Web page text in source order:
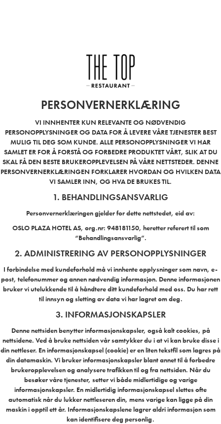
PERSONVERNERKLÆRING
VI INNHENTER KUN RELEVANTE OG NØDVENDIG
PERSONOPPLYSNINGER OG DATA FOR Å LEVERE VÅRE TJENESTER BEST
MULIG TIL DEG SOM KUNDE. ALLE PERSONOPPLYSNINGER VI HAR
SAMLET ER FOR Å FORSTÅ OG FORBEDRE PRODUKTET VÅRT, SLIK AT DU
SKAL FÅ DEN BESTE BRUKEROPPLEVELSEN PÅ VÅRE NETTSTEDER. DENNE
PERSONVERNERKLÆRINGEN FORKLARER HVORDAN OG HVILKEN DATA
VI SAMLER INN, OG HVA DE BRUKES TIL.
1. BEHANDLINGSANSVARLIG
Personvernerklæringen gjelder for dette nettstedet, eid av:
OSLO PLAZA HOTEL AS, org.nr: 948181150, heretter referert til som
“Behandlingsansvarlig”.
2. ADMINISTRERING AV PERSONOPPLYSNINGER
I forbindelse med kundeforhold må vi innhente opplysninger som navn, e-
post, telefonummer og annen nødvendig informasjon. Denne informasjonen
bruker vi utelukkende til å håndtere ditt kundeforhold med oss. Du har rett
til innsyn og sletting av data vi har lagret om deg.
3. INFORMASJONSKAPSLER
Denne nettsiden benytter informasjonskapsler, også kalt cookies, på
nettsidene. Ved å bruke nettsiden vår samtykker du i at vi kan bruke disse i
din nettleser. En informasjonskapsel (cookie) er en liten tekstfil som lagres på
din datamaskin. Vi bruker informasjonskapsler blant annet til å forbedre
brukeropplevelsen og analysere trafikken til og fra nettsiden. Når du
besøker våre tjenester, setter vi både midlertidige og varige
informasjonskapsler. En midlertidig informasjonskapsel slettes ofte
automatisk når du lukker nettleseren din, mens varige kan ligge på din
maskin i opptil ett år. Informasjonskapslene lagrer aldri informasjon som
kan identifisere deg personlig.